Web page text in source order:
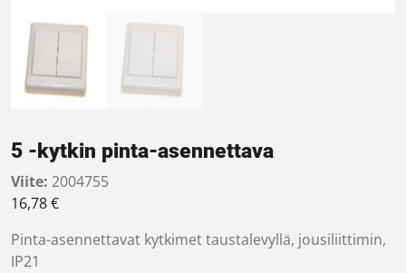
5 -kytkin pinta-asennettava
Viite: 2004755
16,78€
Pinta-asennettavat kytkimet taustalevyllä, jousiliittimin,
IP21